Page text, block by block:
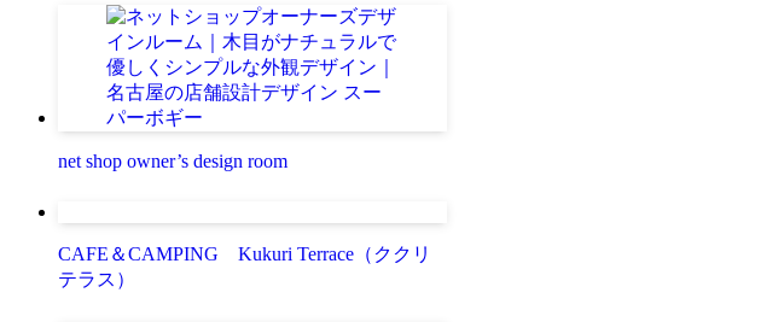
net shop owner’s design room
CAFE＆CAMPING Kukuri Terrace（ククリ
テラス）